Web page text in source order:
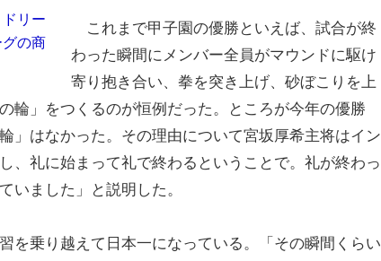
リー
の商
これまで甲子園の優勝といえば、試合が終
わった瞬間にメンバー全員がマウンドに駆け
寄り抱き合い、拳を突き上げ、砂ぼこりを上
輪」をつくるのが恒例だった。ところが今年の優勝
」はなかった。その理由について宮坂厚希主将はイン
、礼に始まって礼で終わるということで。礼が終わっ
いました」と説明した。
を乗り越えて日本一になっている。「その瞬間くらい